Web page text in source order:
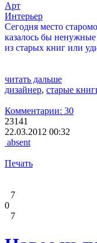
Арт
Интерьер
Сегодня место
казалось бы
из старых книг или
читать дальше
дизайнер, старые
Комментарии: 30
23141
22.03.2012 00:32
absent
Печать
7
0
7